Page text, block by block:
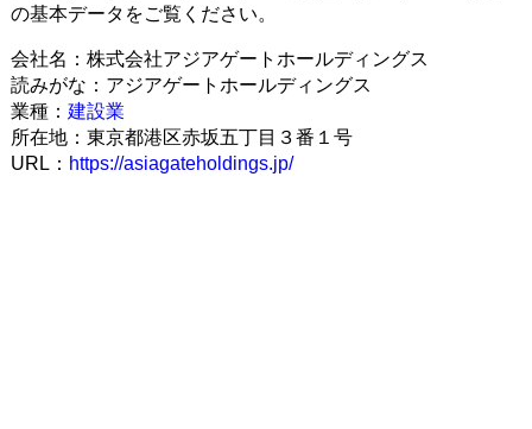
の基本データをご覧ください。
会社名：株式会社アジアゲートホールディングス
読みがな：アジアゲートホールディングス
業種： 建設業
所在地：東京都港区赤坂五丁目３番１号
URL： https://asiagateholdings.jp/